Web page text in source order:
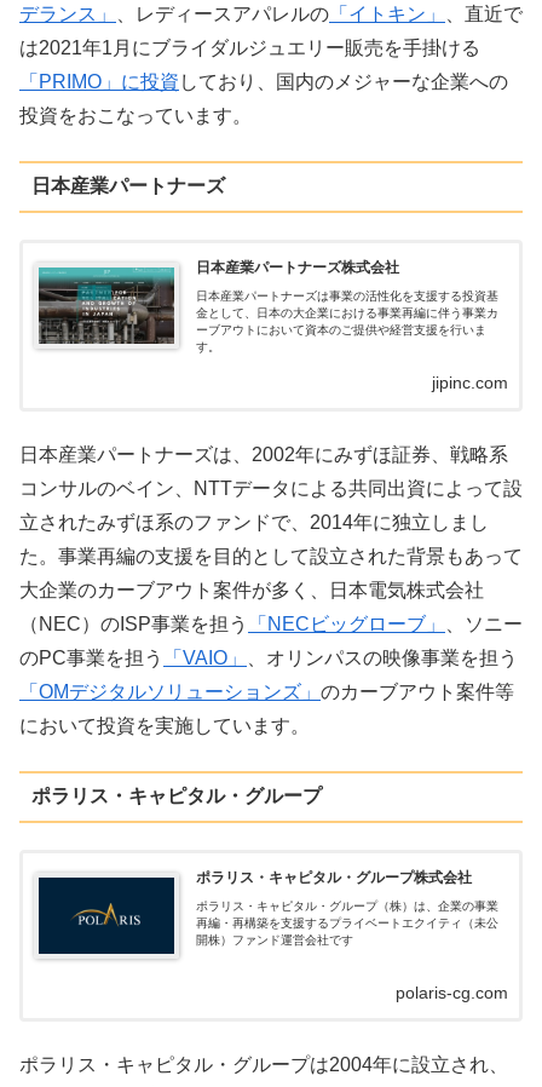
デランス」
、レディースアパレルの 「イトキン」
、直近で
は2021年1月にブライダルジュエリー販売を手掛ける
「PRIMO」に投資 しており、国内のメジャーな企業への
投資をおこなっています。
日本産業パートナーズ
日本産業パートナーズ株式会社
日本産業パートナーズは事業の活性化を支援する投資基
金として、日本の大企業における事業再編に伴う事業カ
ーブアウトにおいて資本のご提供や経営支援を行いま
す。
jipinc.com
日本産業パートナーズは、2002年にみずほ証券、戦略系
コンサルのベイン、NTTデータによる共同出資によって設
立されたみずほ系のファンドで、2014年に独立しまし
た。事業再編の支援を目的として設立された背景もあって
大企業のカーブアウト案件が多く、日本電気株式会社
（NEC）のISP事業を担う
「NECビッグローブ」
、ソニー
のPC事業を担う
「VAIO」
、オリンパスの映像事業を担う
「OMデジタルソリューションズ」 のカーブアウト案件等
において投資を実施しています。
ポラリス・キャピタル・グループ
ポラリス・キャピタル・グループ株式会社
ポラリス・キャピタル・グループ（株）は、企業の事業
再編・再構築を支援するプライベートエクイティ（未公
開株）ファンド運営会社です
polaris-cg.com
ポラリス・キャピタル・グループは2004年に設立され、